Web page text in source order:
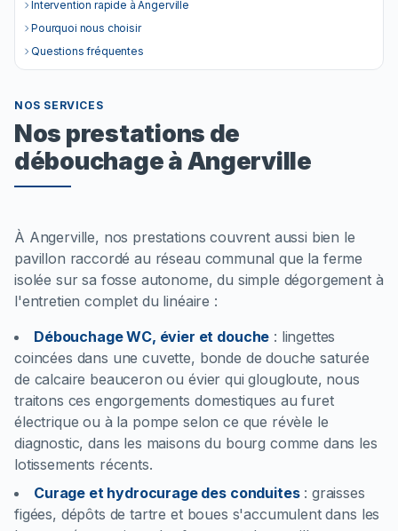
Intervention rapide à Angerville
Pourquoi nous choisir
Questions fréquentes
NOS SERVICES
Nos prestations de
débouchage à Angerville
À Angerville, nos prestations couvrent aussi bien le
pavillon raccordé au réseau communal que la ferme
isolée sur sa fosse autonome, du simple dégorgement à
l'entretien complet du linéaire :
Débouchage WC, évier et douche : lingettes
coincées dans une cuvette, bonde de douche saturée
de calcaire beauceron ou évier qui glougloute, nous
traitons ces engorgements domestiques au furet
électrique ou à la pompe selon ce que révèle le
diagnostic, dans les maisons du bourg comme dans les
lotissements récents.
Curage et hydrocurage des conduites: graisses
figées, dépôts de tartre et boues s'accumulent dans les